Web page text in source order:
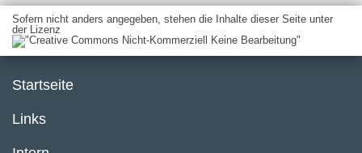
Sofern nicht anders angegeben, stehen die Inhalte dieser Seite unter
der Lizenz
Startseite
Links